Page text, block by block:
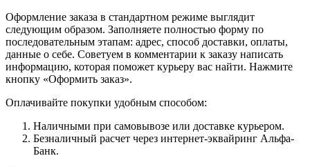
Оформление заказа в стандартном режиме выглядит
следующим образом. Заполняете полностью форму по
последовательным этапам: адрес, способ доставки, оплаты,
данные о себе. Советуем в комментарии к заказу написать
информацию, которая поможет курьеру вас найти. Нажмите
кнопку «Оформить заказ».
Оплачивайте покупки удобным способом:
Наличными при самовывозе или доставке курьером.
Безналичный расчет через интернет-эквайринг Альфа-
Банк.